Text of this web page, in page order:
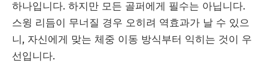
하나입니다. 하지만 모든 골퍼에게 필수는 아닙니다.
스윙 리듬이 무너질 경우 오히려 역효과가 날 수 있으
니, 자신에게 맞는 체중 이동 방식부터 익히는 것이 우
선입니다.